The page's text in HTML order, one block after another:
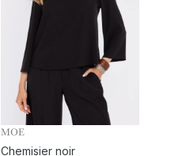
MOE
Chemisier noir